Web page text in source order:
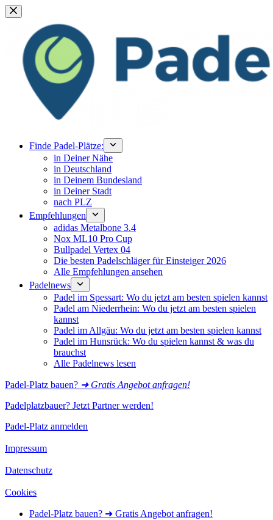
Zum
Inhalt
springen
Finde Padel-Plätze:
in Deiner Nähe
in Deutschland
in Deinem Bundesland
in Deiner Stadt
nach PLZ
Empfehlungen
adidas Metalbone 3.4
Nox ML10 Pro Cup
Bullpadel Vertex 04
Die besten Padelschläger für Einsteiger 2026
Alle Empfehlungen ansehen
Padelnews
Padel im Spessart: Wo du jetzt am besten spielen kannst
Padel am Niederrhein: Wo du jetzt am besten spielen
kannst
Padel im Allgäu: Wo du jetzt am besten spielen kannst
Padel im Hunsrück: Wo du spielen kannst & was du
brauchst
Alle Padelnews lesen
Padel-Platz bauen? ➜ Gratis Angebot anfragen!
Padelplatzbauer? Jetzt Partner werden!
Padel-Platz anmelden
Impressum
Datenschutz
Cookies
Padel-Platz bauen? ➜ Gratis Angebot anfragen!